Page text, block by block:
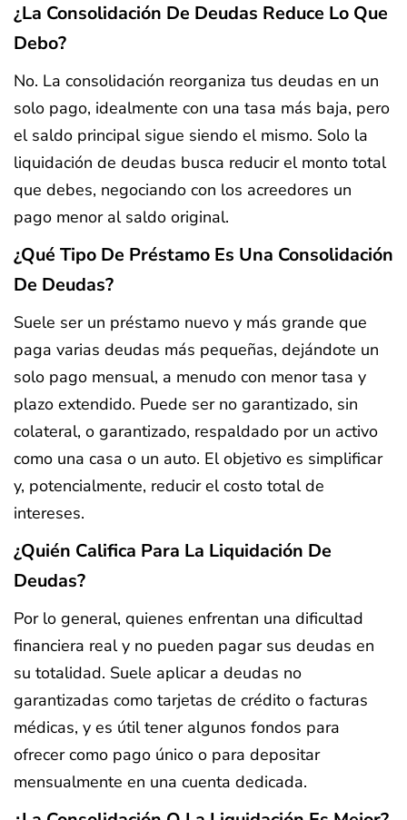
¿La Consolidación De Deudas Reduce Lo Que
Debo?
No. La consolidación reorganiza tus deudas en un
solo pago, idealmente con una tasa más baja, pero
el saldo principal sigue siendo el mismo. Solo la
liquidación de deudas busca reducir el monto total
que debes, negociando con los acreedores un
pago menor al saldo original.
¿Qué Tipo De Préstamo Es Una Consolidación
De Deudas?
Suele ser un préstamo nuevo y más grande que
paga varias deudas más pequeñas, dejándote un
solo pago mensual, a menudo con menor tasa y
plazo extendido. Puede ser no garantizado, sin
colateral, o garantizado, respaldado por un activo
como una casa o un auto. El objetivo es simplificar
y, potencialmente, reducir el costo total de
intereses.
¿Quién Califica Para La Liquidación De
Deudas?
Por lo general, quienes enfrentan una dificultad
financiera real y no pueden pagar sus deudas en
su totalidad. Suele aplicar a deudas no
garantizadas como tarjetas de crédito o facturas
médicas, y es útil tener algunos fondos para
ofrecer como pago único o para depositar
mensualmente en una cuenta dedicada.